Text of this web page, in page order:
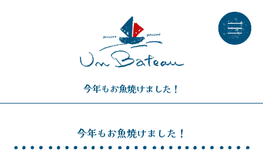
今年もお魚焼けました！
今年もお魚焼けました！